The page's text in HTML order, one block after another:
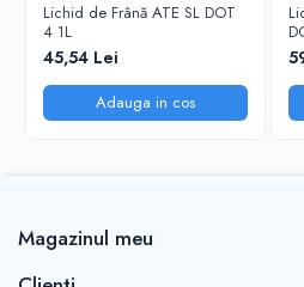
Lichid de Frână ATE SL DOT
4 1L
45,54 Lei
Adauga in cos
Magazinul meu